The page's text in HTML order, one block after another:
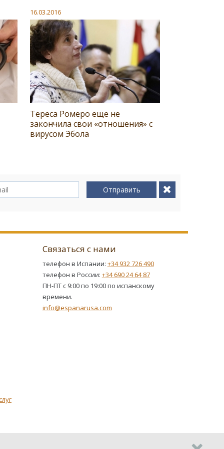
16.03.2016
Тереса Ромеро еще не
закончила свои «отношения» с
вирусом Эбола
Отправить
Связаться с нами
телефон в Испании: +34 932 726 490
телефон в России: +34 690 24 64 87
ПН-ПТ с 9:00 по 19:00 по испанскому
времени.
info@espanarusa.com